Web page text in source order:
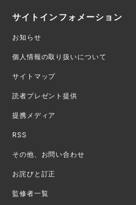
サイトインフォメーション
お知らせ
個人情報の取り扱いについて
サイトマップ
読者プレゼント提供
提携メディア
RSS
その他、お問い合わせ
お詫びと訂正
監修者一覧